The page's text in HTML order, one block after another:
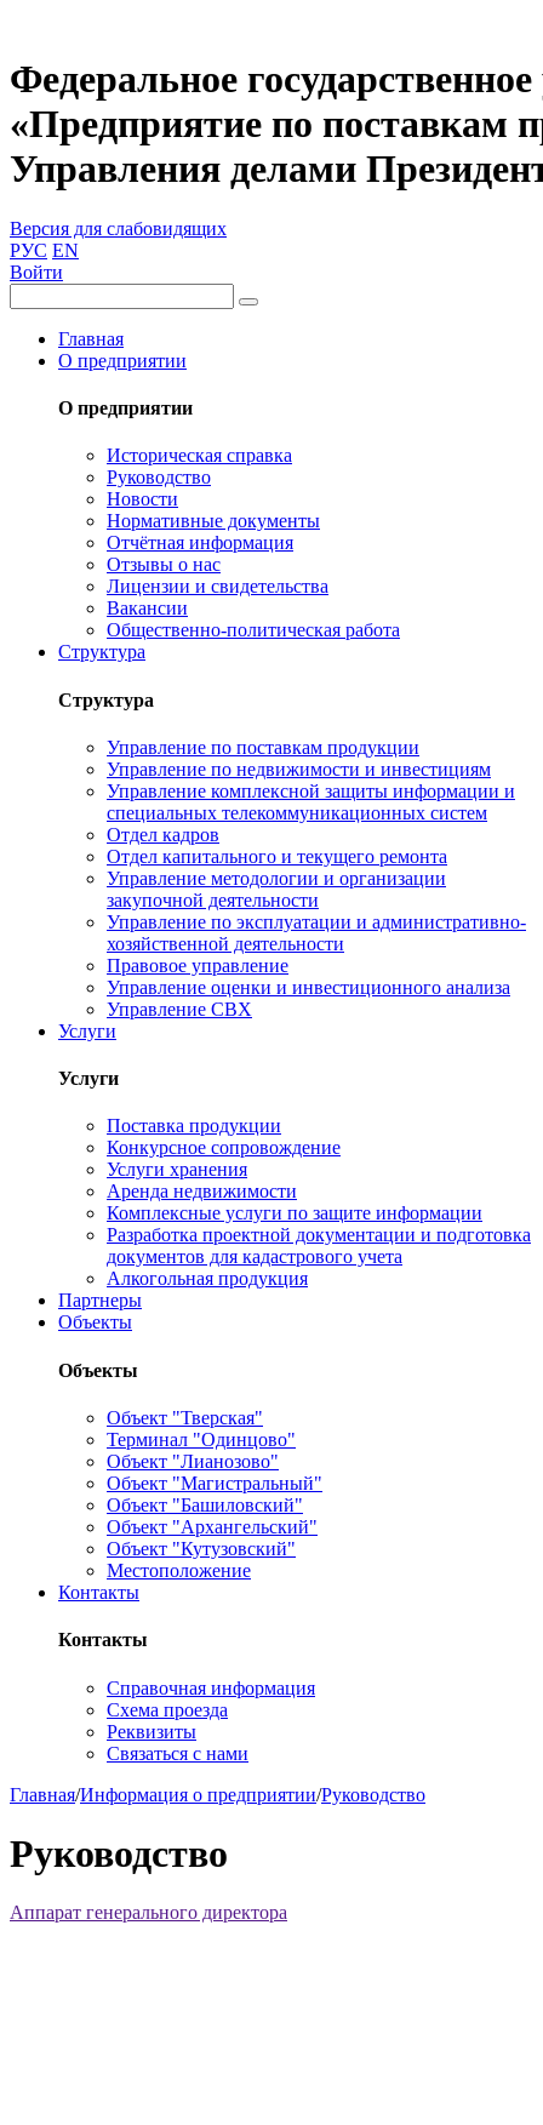
Федеральное
«Предприятие по поставкам
Управления делами
Версия для слабовидящих
РУС EN
Войти
Главная
О предприятии
О предприятии
Историческая справка
Руководство
Новости
Нормативные документы
Отчётная информация
Отзывы о нас
Лицензии и свидетельства
Вакансии
Общественно-политическая работа
Структура
Структура
Управление по поставкам продукции
Управление по недвижимости и инвестициям
Управление комплексной защиты информации и
специальных телекоммуникационных систем
Отдел кадров
Отдел капитального и текущего ремонта
Управление методологии и организации
закупочной деятельности
Управление по эксплуатации и административно-
хозяйственной деятельности
Правовое управление
Управление оценки и инвестиционного анализа
Управление СВХ
Услуги
Услуги
Поставка продукции
Конкурсное сопровождение
Услуги хранения
Аренда недвижимости
Комплексные услуги по защите информации
Разработка проектной документации и подготовка
документов для кадастрового учета
Алкогольная продукция
Партнеры
Объекты
Объекты
Объект "Тверская"
Терминал "Одинцово"
Объект "Лианозово"
Объект "Магистральный"
Объект "Башиловский"
Объект "Архангельский"
Объект "Кутузовский"
Местоположение
Контакты
Контакты
Справочная информация
Схема проезда
Реквизиты
Связаться с нами
Главная/Информация о предприятии/Руководство
Руководство
Аппарат генерального директора